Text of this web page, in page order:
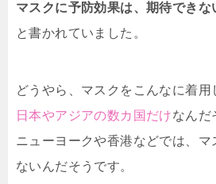
マスクに予防効果は、期待できな
と書かれていました。
どうやら、マスクをこんなに着用
日本やアジアの数カ国だけなんだ
ニューヨークや香港などでは、マ
ないんだそうです。